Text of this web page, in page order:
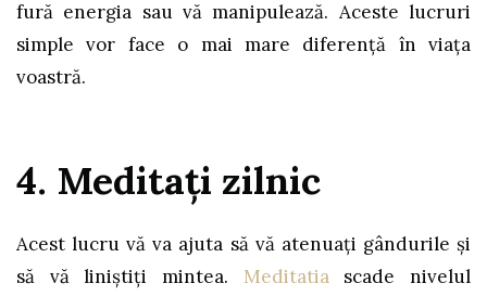
fură energia sau vă manipulează. Aceste lucruri
simple vor face o mai mare diferență în viața
voastră.
4. Meditați zilnic
Acest lucru vă va ajuta să vă atenuați gândurile și
să vă liniștiți mintea. Meditatiascade nivelul